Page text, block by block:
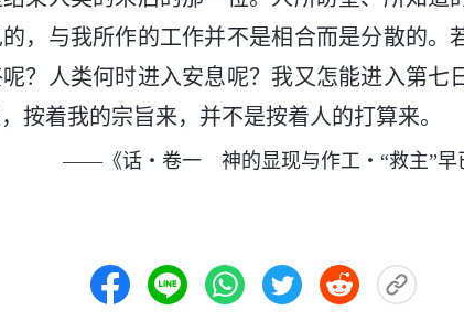
，与我所作的工作并不是相合而是分散的。
？人类何时进入安息呢？我又怎能进入第七
按着我的宗旨来，并不是按着人的打算来。
——《话・卷一 神的显现与作工・“救主”早